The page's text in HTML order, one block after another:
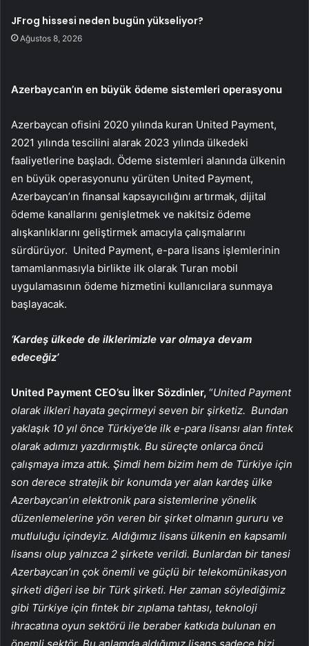
JFrog hissesi neden bugün yükseliyor?
Ağustos 8, 2026
Azerbaycan’ın en büyük ödeme sistemleri operasyonu
Azerbaycan ofisini 2020 yılında kuran United Payment,
2021 yılında tescilini alarak 2023 yılında ülkedeki
faaliyetlerine başladı. Ödeme sistemleri alanında ülkenin
en büyük operasyonunu yürüten United Payment,
Azerbaycan’ın finansal kapsayıcılığını artırmak, dijital
ödeme kanallarını genişletmek ve nakitsiz ödeme
alışkanlıklarını geliştirmek amacıyla çalışmalarını
sürdürüyor. United Payment, e-para lisans işlemlerinin
tamamlanmasıyla birlikte ilk olarak Turan mobil
uygulamasının ödeme hizmetini kullanıcılara sunmaya
başlayacak.
‘Kardeş ülkede de ilklerimizle var olmaya devam
edeceğiz’
United Payment CEO’su İlker Sözdinler, “United Payment
olarak ilkleri hayata geçirmeyi seven bir şirketiz. Bundan
yaklaşık 10 yıl önce Türkiye’de ilk e-para lisansı alan fintek
olarak adımızı yazdırmıştık. Bu süreçte onlarca öncü
çalışmaya imza attık. Şimdi hem bizim hem de Türkiye için
son derece stratejik bir konumda yer alan kardeş ülke
Azerbaycan’ın elektronik para sistemlerine yönelik
düzenlemelerine yön veren bir şirket olmanın gururu ve
mutluluğu içindeyiz. Aldığımız lisans ülkenin en kapsamlı
lisansı olup yalnızca 2 şirkete verildi. Bunlardan bir tanesi
Azerbaycan’ın çok önemli ve güçlü bir telekomünikasyon
şirketi diğeri ise bir Türk şirketi. Her zaman söylediğimiz
gibi Türkiye için fintek bir zıplama tahtası, teknoloji
ihracatına oyun sektörü ile beraber katkıda bulunan en